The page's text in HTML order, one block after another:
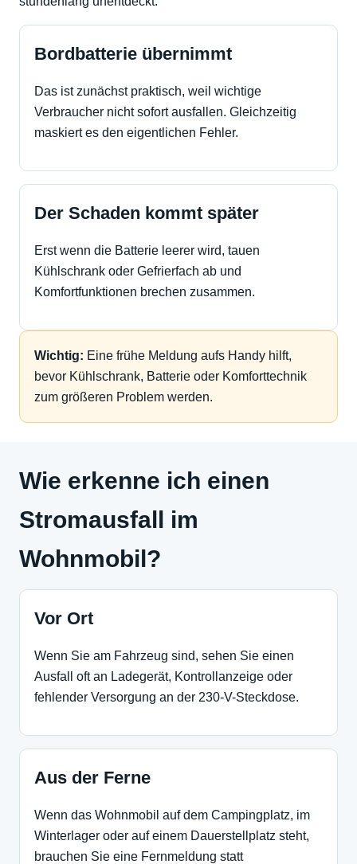
Bordbatterie übernimmt
Das ist zunächst praktisch, weil wichtige
Verbraucher nicht sofort ausfallen. Gleichzeitig
maskiert es den eigentlichen Fehler.
Der Schaden kommt später
Erst wenn die Batterie leerer wird, tauen
Kühlschrank oder Gefrierfach ab und
Komfortfunktionen brechen zusammen.
Wichtig: Eine frühe Meldung aufs Handy hilft,
bevor Kühlschrank, Batterie oder Komforttechnik
zum größeren Problem werden.
Wie erkenne ich einen
Stromausfall im
Wohnmobil?
Vor Ort
Wenn Sie am Fahrzeug sind, sehen Sie einen
Ausfall oft an Ladegerät, Kontrollanzeige oder
fehlender Versorgung an der 230-V-Steckdose.
Aus der Ferne
Wenn das Wohnmobil auf dem Campingplatz, im
Winterlager oder auf einem Dauerstellplatz steht,
brauchen Sie eine Fernmeldung statt